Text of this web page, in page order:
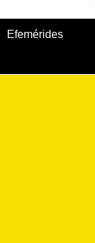
Efemérides